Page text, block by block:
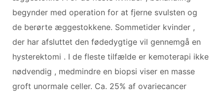
begynder med operation for at fjerne svulsten og
de ​​berørte æggestokkene. Sommetider kvinder ,
der har afsluttet den fødedygtige vil gennemgå en
hysterektomi . I de fleste tilfælde er kemoterapi ikke
nødvendig , medmindre en biopsi viser en masse
groft unormale celler. Ca. 25% af ovariecancer